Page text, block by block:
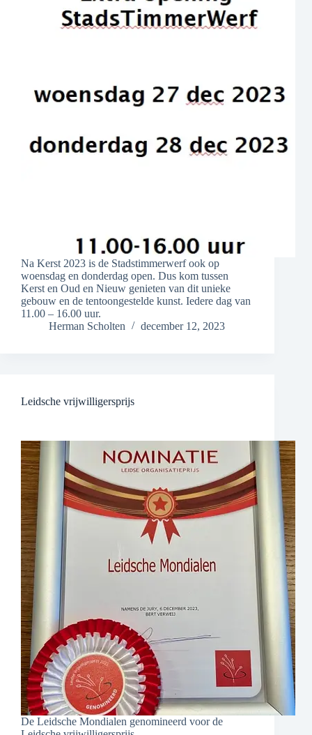
Na Kerst 2023 is de Stadstimmerwerf ook op
woensdag en donderdag open. Dus kom tussen
Kerst en Oud en Nieuw genieten van dit unieke
gebouw en de tentoongestelde kunst. Iedere dag van
11.00 – 16.00 uur.
Herman Scholten
december 12, 2023
Leidsche vrijwilligersprijs
De Leidsche Mondialen genomineerd voor de